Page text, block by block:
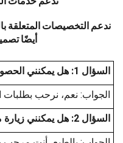
أيضًا
السؤال 1: هل يمكنني الحصول على عينة منكم؟
الجواب: نعم، نرحب بطلبات
السؤال 2: هل يمكنني زيارة مصنعكم؟